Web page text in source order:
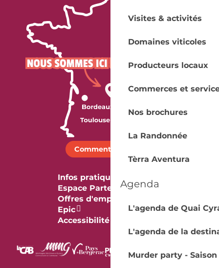
Visites & activités
Domaines viticoles
Producteurs locaux
Commerces et
Nos brochures
La Randonnée
Tèrra Aventura
Agenda
L'agenda de Quai
L'agenda de la
Murder party - Saison
Comment venir ?
Infos pratiques
Espace Partenaires
Offres d'emploi & stage
Epic
Accessibilité